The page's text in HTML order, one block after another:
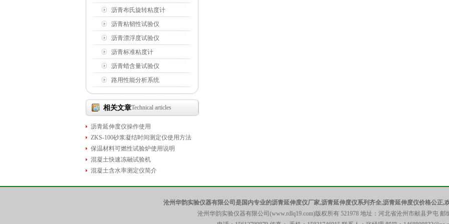
沥青布氏旋转粘度计
沥青粘韧性试验仪
沥青漂浮度试验仪
沥青标准粘度计
沥青蜡含量试验仪
路用性能分析系统
相关文章Technical articles
沥青延伸度仪操作使用
ZKS-100砂浆凝结时间测定仪使用方法
保温材料可燃性试验炉使用说明
混凝土快速冻融试验机
混凝土含水率测定仪简介
沧州华韵实验仪器有限公司是国内专业的沥青延伸度仪厂家,沥青延伸度仪系列齐全,沥青延伸度仪价格公正,
沧州华韵实验仪器有限公司(www.rdlq19.com)版权所有 521978 地址：河北省沧州市献县尹屯 邮